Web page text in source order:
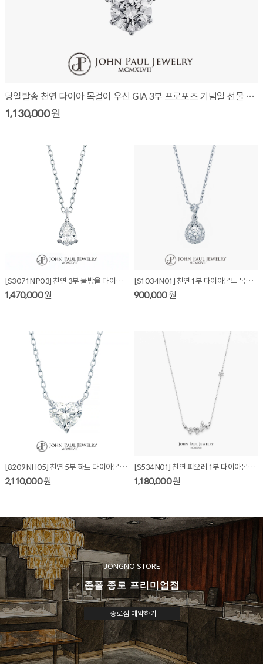
당일발송 천연 다이아 목걸이 우신 GIA 3부 프로포즈 기념일 선물 W3010N03
1,130,000원
[S3071NP03] 천연 3부 물방울 다이아몬드 목걸이
1,470,000원
[S1034N01] 천연 1부 다이아몬드 목걸이
900,000 원
[8209NH05] 천연 5부 하트 다이아몬드 목걸이
2,110,000원
[S534N01] 천연 피오레 1부 다이아몬드 목걸이
1,180,000원
JONGNO STORE
존폴 종로 프리미엄점
종로점 예약하기